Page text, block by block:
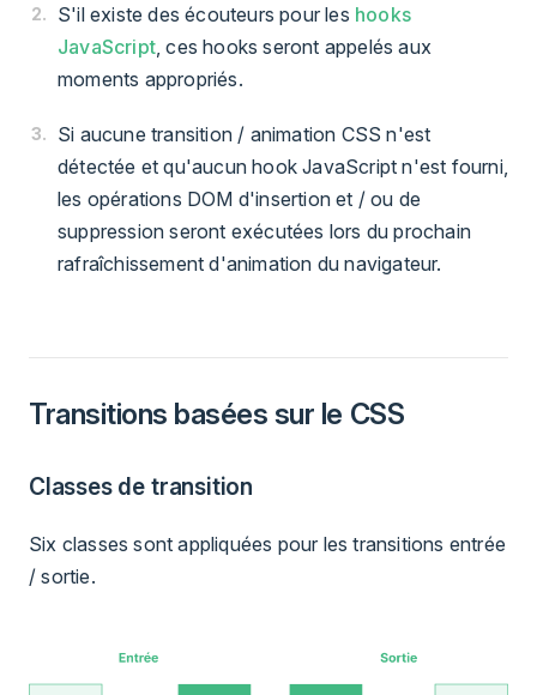
S'il existe des écouteurs pour les hooks
JavaScript , ces hooks seront appelés aux
moments appropriés.
Si aucune transition / animation CSS n'est
détectée et qu'aucun hook JavaScript n'est fourni,
les opérations DOM d'insertion et / ou de
suppression seront exécutées lors du prochain
rafraîchissement d'animation du navigateur.
Transitions basées sur le CSS
Classes de transition
Six classes sont appliquées pour les transitions entrée
/ sortie.